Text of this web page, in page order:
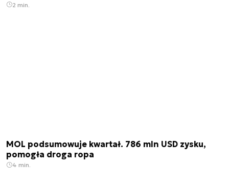
2 min.
MOL podsumowuje kwartał. 786 mln USD zysku,
pomogła droga ropa
4 min.